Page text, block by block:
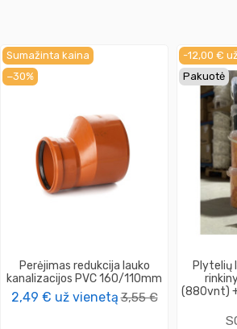
Sumažinta kaina
−30%
Perėjimas redukcija lauko
kanalizacijos PVC 160/110mm
2,49 € už vienetą3,55 €
-12,00 €
Pakuotė
Plytelių
(880vnt)